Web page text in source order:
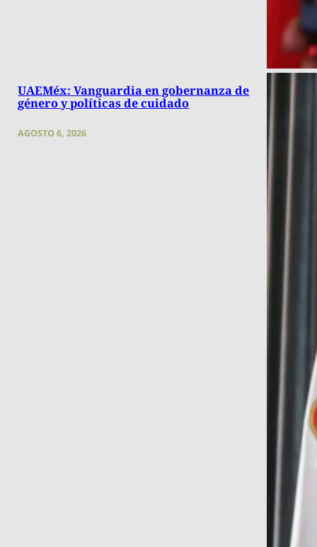
UAEMéx: Vanguardia en gobernanza de
género y políticas de cuidado
AGOSTO 6, 2026